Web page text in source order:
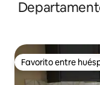
Favorito entre
Favorito entre